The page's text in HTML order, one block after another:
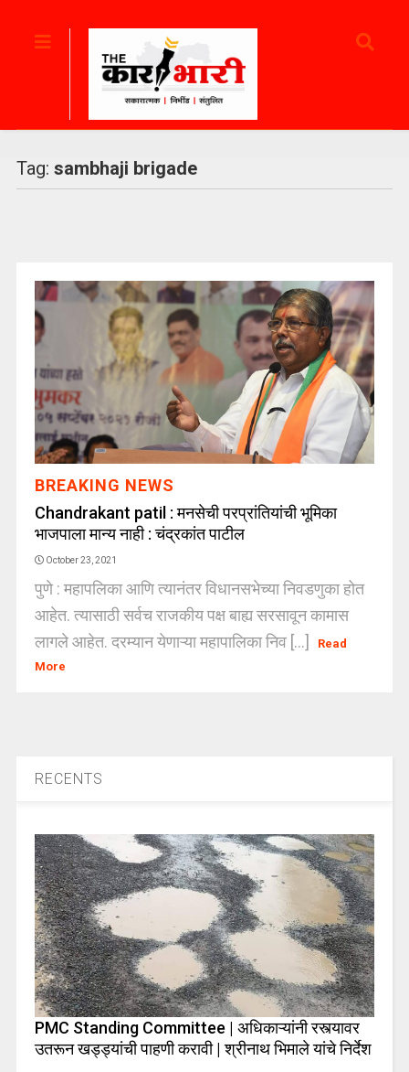
Tag: sambhaji brigade
BREAKING NEWS
Chandrakant patil : मनसेची परप्रांतियांची भूमिका
भाजपाला मान्य नाही : चंद्रकांत पाटील
October 23, 2021
पुणे : महापलिका आणि त्यानंतर विधानसभेच्या निवडणुका होत
आहेत. त्यासाठी सर्वच राजकीय पक्ष बाह्य सरसावून कामास
लागले आहेत. दरम्यान येणाऱ्या महापालिका निव [...]
Read
More
RECENTS
PMC Standing Committee | अधिकाऱ्यांनी रस्त्यावर
उतरून खड्ड्यांची पाहणी करावी | श्रीनाथ भिमाले यांचे निर्देश